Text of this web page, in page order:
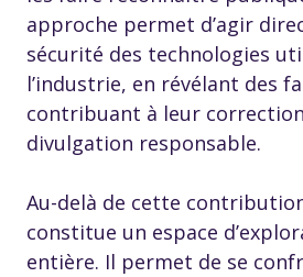
approche permet d’agir
sécurité des technologies
l’industrie, en révélant des
contribuant à leur
divulgation responsable.
Au-delà de cette contribution,
constitue un espace
entière. Il permet de se